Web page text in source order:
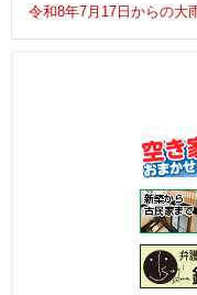
令和8年7月17日からの大